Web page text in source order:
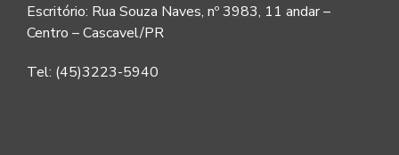
Escritório: Rua Souza Naves, nº 3983, 11 andar –
Centro – Cascavel/PR
Tel: (45)3223-5940